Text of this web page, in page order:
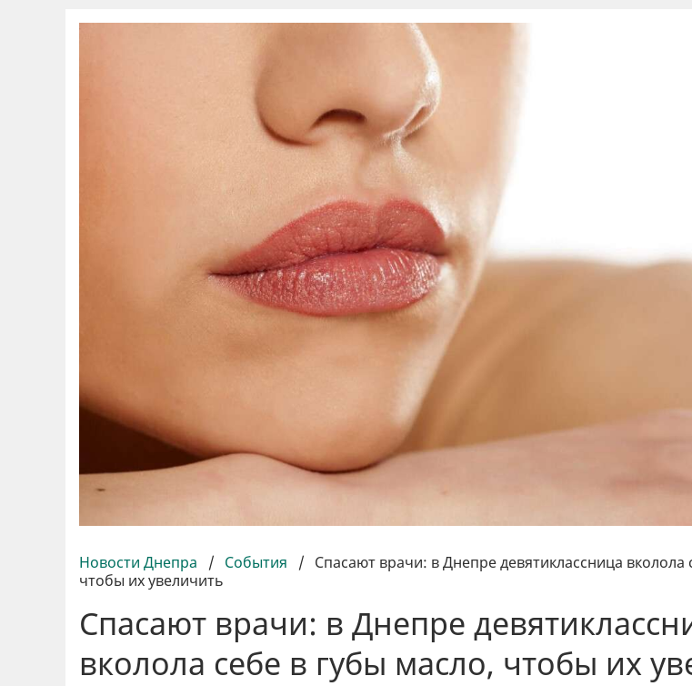
Новости Днепра / События / Спасают врачи: в Днепре девятиклассница вколола
чтобы их увеличить
Спасают врачи: в Днепре
вколола себе в губы масло, чтобы их